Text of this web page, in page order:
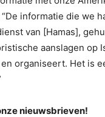
informatie die we
van [Hamas],
aanslagen op
organiseert. Het is
nieuwsbrieven!